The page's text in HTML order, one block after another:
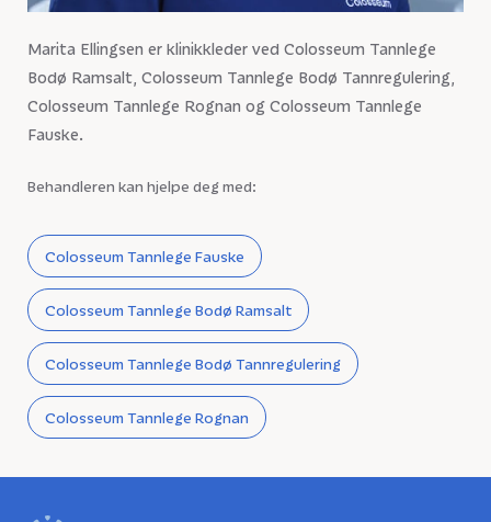
Marita Ellingsen er klinikkleder ved Colosseum Tannlege
Bodø Ramsalt, Colosseum Tannlege Bodø Tannregulering,
Colosseum Tannlege Rognan og Colosseum Tannlege
Fauske.
Behandleren kan hjelpe deg med:
Colosseum Tannlege Fauske
Colosseum Tannlege Bodø Ramsalt
Colosseum Tannlege Bodø Tannregulering
Colosseum Tannlege Rognan